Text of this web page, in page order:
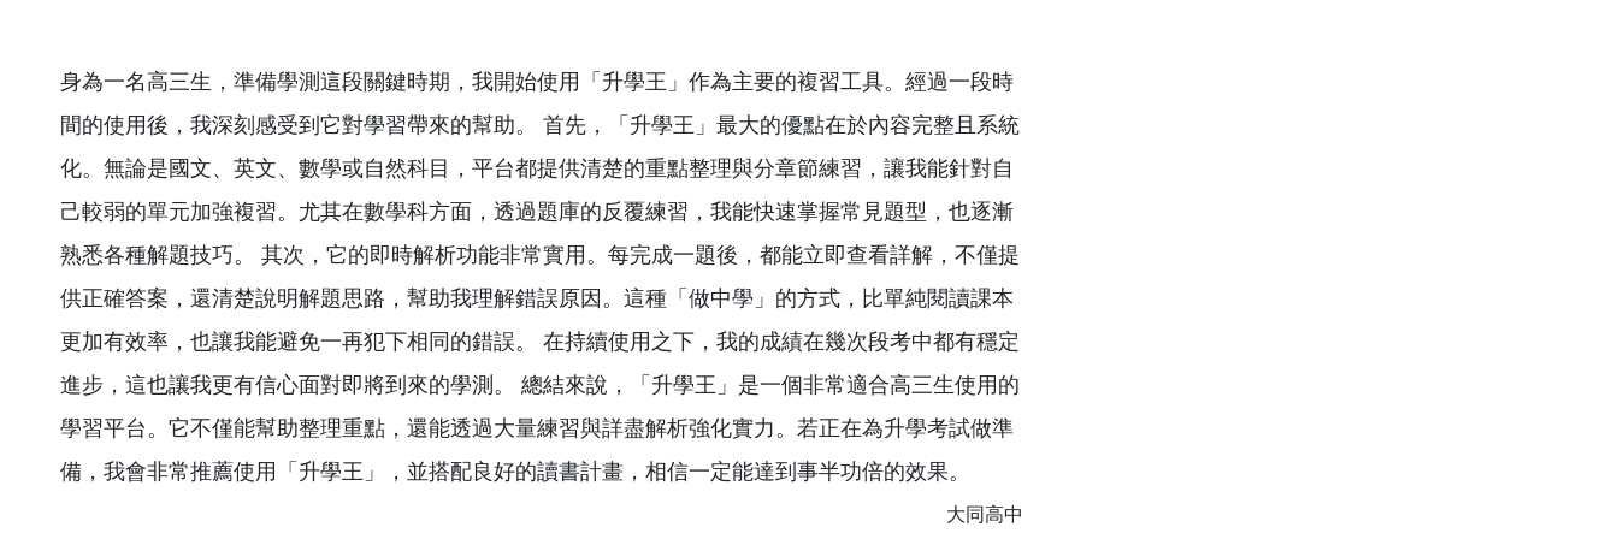
身為一名高三生，準備學測這段關鍵時期，我開始使用「升學王」作為主要的複習工具。經過一段時
間的使用後，我深刻感受到它對學習帶來的幫助。 首先，「升學王」最大的優點在於內容完整且系統
化。無論是國文、英文、數學或自然科目，平台都提供清楚的重點整理與分章節練習，讓我能針對自
己較弱的單元加強複習。尤其在數學科方面，透過題庫的反覆練習，我能快速掌握常見題型，也逐漸
熟悉各種解題技巧。 其次，它的即時解析功能非常實用。每完成一題後，都能立即查看詳解，不僅提
供正確答案，還清楚說明解題思路，幫助我理解錯誤原因。這種「做中學」的方式，比單純閱讀課本
更加有效率，也讓我能避免一再犯下相同的錯誤。 在持續使用之下，我的成績在幾次段考中都有穩定
進步，這也讓我更有信心面對即將到來的學測。 總結來說，「升學王」是一個非常適合高三生使用的
學習平台。它不僅能幫助整理重點，還能透過大量練習與詳盡解析強化實力。若正在為升學考試做準
備，我會非常推薦使用「升學王」，並搭配良好的讀書計畫，相信一定能達到事半功倍的效果。
大同高中